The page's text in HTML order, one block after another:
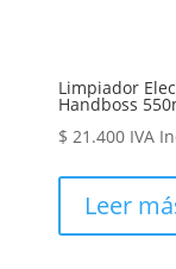
Limpiador
Handboss
$ 21.400 IVA
Leer